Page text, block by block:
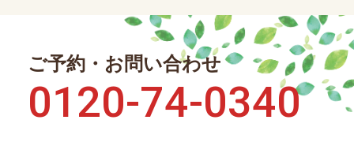
ご予約・お問い合わせ
0120-74-0340